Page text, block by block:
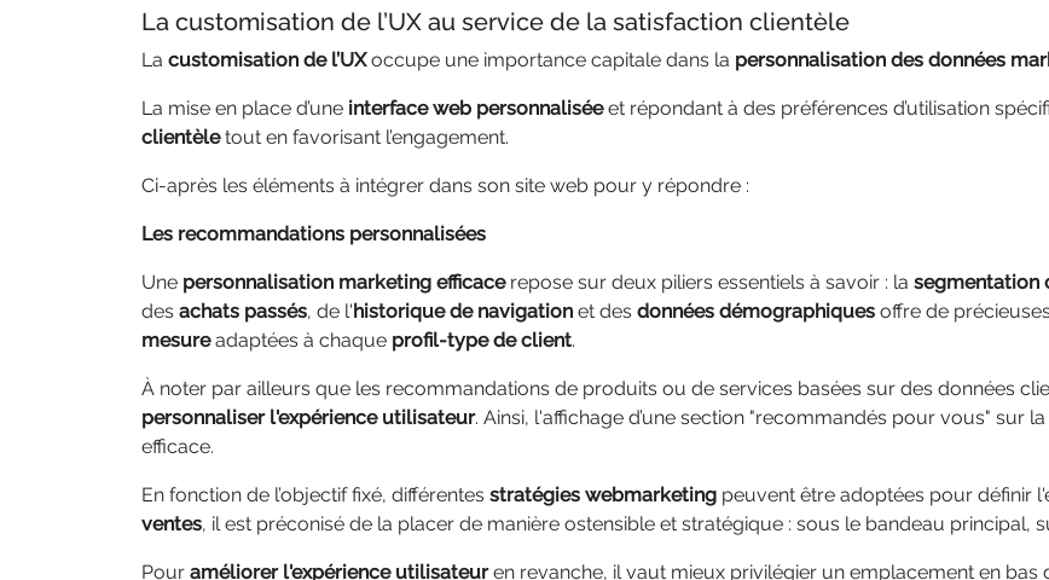
La customisation de l’UX au service de la satisfaction clientèle
La customisation de l’UXoccupe une importance capitale dans la personnalisation des données
La mise en place d’une interface web personnaliséeet répondant à des préférences d’utilisation
clientèletout en favorisant l’engagement.
Ci-après les éléments à intégrer dans son site web pour y répondre :
Les recommandations personnalisées
Une personnalisation marketing efficacerepose sur deux piliers essentiels à savoir : la segmentation
des achats passés, de l'historique de navigation et des données démographiques offre de
mesureadaptées à chaque profil-type de client.
À noter par ailleurs que les recommandations de produits ou de services basées sur des données
personnaliser l'expérience utilisateur. Ainsi, l'affichage d’une section "recommandés pour vous" sur
efficace.
En fonction de l’objectif fixé, différentes stratégies webmarketing peuvent être adoptées pour définir
ventes, il est préconisé de la placer de manière ostensible et stratégique : sous le bandeau principal,
Pour améliorer l'expérience utilisateuren revanche, il vaut mieux privilégier un emplacement en bas